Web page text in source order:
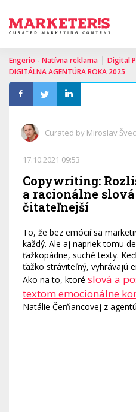
Engerio - Natívna reklama | Digital
DIGITÁLNA AGENTÚRA ROKA 2025
Curated by Miroslav Švec
17.10.2021 09:53
Copywriting:
a racionálne
čitateľnejší
To, že bez emócií sa
každý. Ale aj napriek tomu
ťažkopádne, suché texty.
ťažko stráviteľný, vyhrávajú
Ako na to, ktoré slová a
textom emocionálne
Natálie Čerňancovej z